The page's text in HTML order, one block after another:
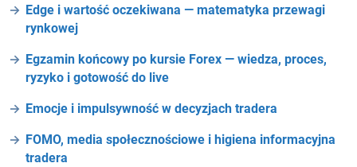
Edge i wartość oczekiwana — matematyka przewagi
rynkowej
Egzamin końcowy po kursie Forex — wiedza, proces,
ryzyko i gotowość do live
Emocje i impulsywność w decyzjach tradera
FOMO, media społecznościowe i higiena informacyjna
tradera